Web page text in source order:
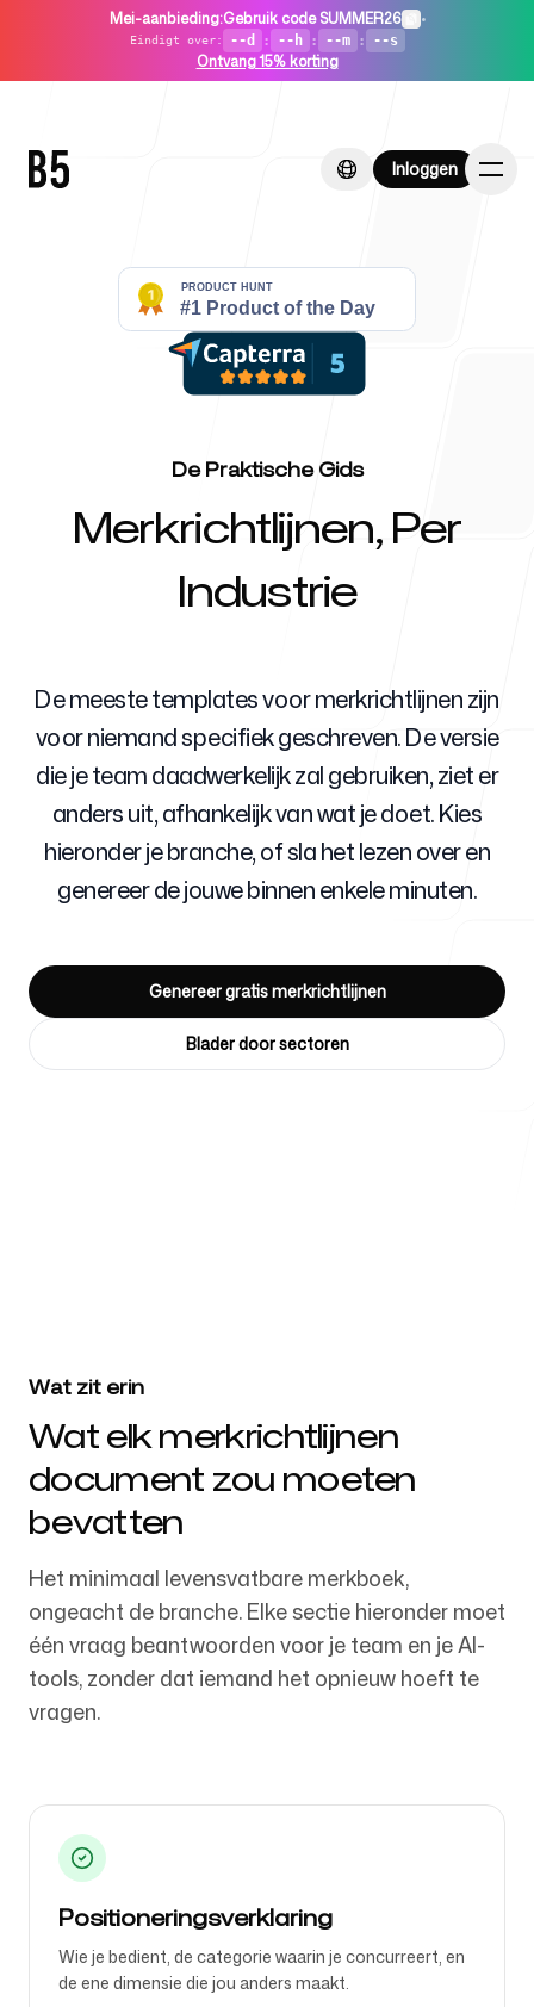
Mei-aanbieding:Gebruik code SUMMER26 •
Eindigt over: --d : --h : --m : --s
Ontvang 15% korting
Inloggen
Inloggen
Home
Voor startups
Voor agentschappen
Blog
Prijzen
Helpcentrum
Contact
Inloggen Aanmelden
Volg ons
De Praktische Gids
Merkrichtlijnen, Per
Industrie
De meeste templates voor merkrichtlijnen zijn
voor niemand specifiek geschreven. De versie
die je team daadwerkelijk zal gebruiken, ziet er
anders uit, afhankelijk van wat je doet. Kies
hieronder je branche, of sla het lezen over en
genereer de jouwe binnen enkele minuten.
Genereer gratis merkrichtlijnen
Blader door sectoren
Wat zit erin
Wat elk merkrichtlijnen
document zou moeten
bevatten
Het minimaal levensvatbare merkboek,
ongeacht de branche. Elke sectie hieronder moet
één vraag beantwoorden voor je team en je AI-
tools, zonder dat iemand het opnieuw hoeft te
vragen.
Positioneringsverklaring
Wie je bedient, de categorie waarin je concurreert, en
de ene dimensie die jou anders maakt.